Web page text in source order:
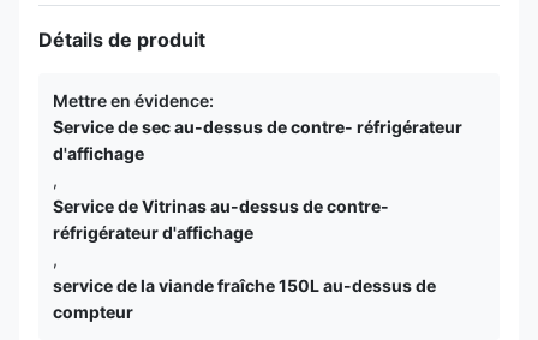
Détails de produit
Mettre en évidence:
Service de sec au-dessus de contre- réfrigérateur
d'affichage
,
Service de Vitrinas au-dessus de contre-
réfrigérateur d'affichage
,
service de la viande fraîche 150L au-dessus de
compteur